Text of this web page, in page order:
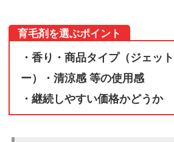
が
良
い？
Q：
育毛剤を選ぶポイント
・香り・商品タイプ（ジェッ
ー）・清涼感 等の使用感
・継続しやすい価格かどうか